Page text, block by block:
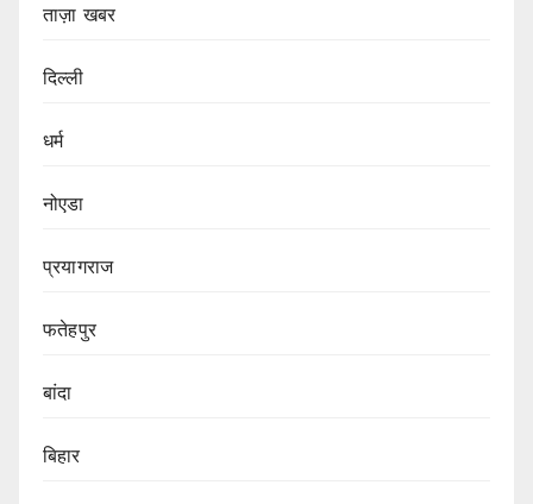
ताज़ा खबर
दिल्ली
धर्म
नोएडा
प्रयागराज
फतेहपुर
बांदा
बिहार